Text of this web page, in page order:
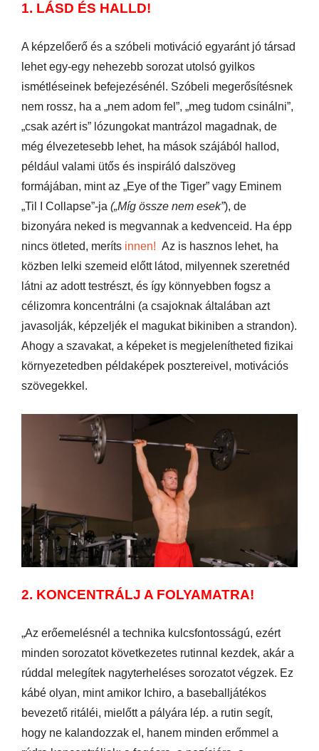
1. LÁSD ÉS HALLD!
A képzelőerő és a szóbeli motiváció egyaránt jó társad
lehet egy-egy nehezebb sorozat utolsó gyilkos
ismétléseinek befejezésénél. Szóbeli megerősítésnek
nem rossz, ha a „nem adom fel”, „meg tudom csinálni”,
„csak azért is” lózungokat mantrázol magadnak, de
még élvezetesebb lehet, ha mások szájából hallod,
például valami ütős és inspiráló dalszöveg
formájában, mint az „Eye of the Tiger” vagy Eminem
„Til I Collapse”-ja („Míg össze nem esek”), de
bizonyára neked is megvannak a kedvenceid. Ha épp
nincs ötleted, meríts innen! Az is hasznos lehet, ha
közben lelki szemeid előtt látod, milyennek szeretnéd
látni az adott testrészt, és így könnyebben fogsz a
célizomra koncentrálni (a csajoknak általában azt
javasolják, képzeljék el magukat bikiniben a strandon).
Ahogy a szavakat, a képeket is megjelenítheted fizikai
környezetedben példaképek posztereivel, motivációs
szövegekkel.
2. KONCENTRÁLJ A FOLYAMATRA!
„Az erőemelésnél a technika kulcsfontosságú, ezért
minden sorozatot következetes rutinnal kezdek, akár a
rúddal melegítek nagyterheléses sorozatot végzek. Ez
kábé olyan, mint amikor Ichiro, a baseballjátékos
bevezető ritáléi, mielőtt a pályára lép. a rutin segít,
hogy ne kalandozzak el, hanem minden erőmmel a